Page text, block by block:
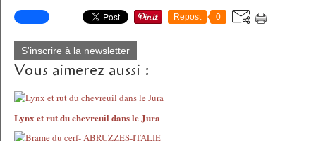
Repost 0
S'inscrire à la newsletter
Vous aimerez aussi :
Lynx et rut du chevreuil dans le Jura